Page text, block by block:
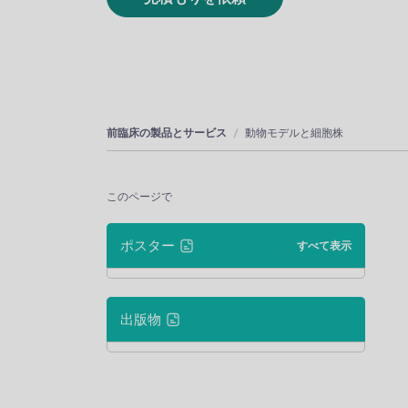
前臨床の製品とサービス 動物モデルと細胞株
このページで
ポスター すべて表示
出版物